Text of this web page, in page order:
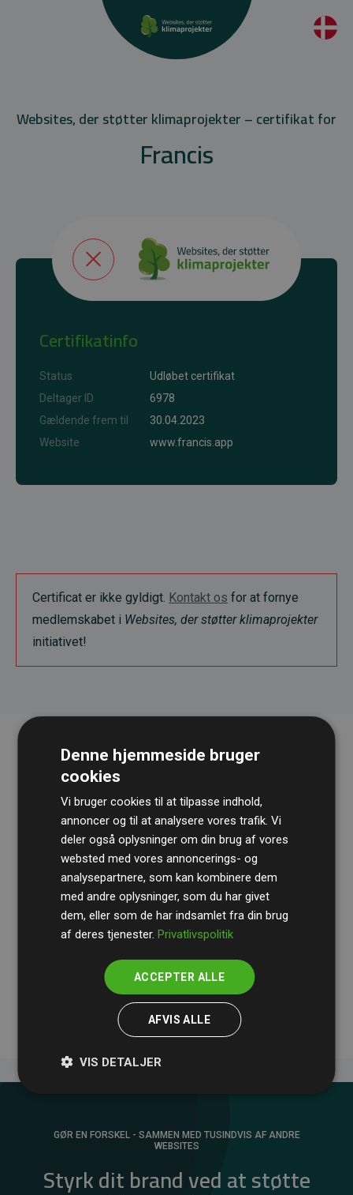
Websites, der støtter klimaprojekter – certifikat for
Francis
Certifikatinfo
Status
Udløbet certifikat
Deltager ID
6978
Gældende frem til
30.04.2023
Website
www.francis.app
Certificat er ikke gyldigt. Kontakt os for at fornye
medlemskabet i Websites, der støtter klimaprojekter
initiativet!
RevisionshusetBDOgennemgår løbende vores
beregninger og metode for at sikre gennemsigtighed
og pålidelighed.
Deres revision dokumenterer, at vores investeringer i
medlemmernes websites estimerede CO₂-
GØR EN FORSKEL - SAMMEN MED TUSINDVIS AF ANDRE
WEBSITES
Styrk dit brand ved at støtte
Denne hjemmeside bruger
cookies
Vi bruger cookies til at tilpasse indhold,
annoncer og til at analysere vores trafik. Vi
deler også oplysninger om din brug af vores
websted med vores annoncerings- og
analysepartnere, som kan kombinere dem
med andre oplysninger, som du har givet
dem, eller som de har indsamlet fra din brug
af deres tjenester.Privatlivspolitik
ACCEPTER ALLE
AFVIS ALLE
VIS DETALJER